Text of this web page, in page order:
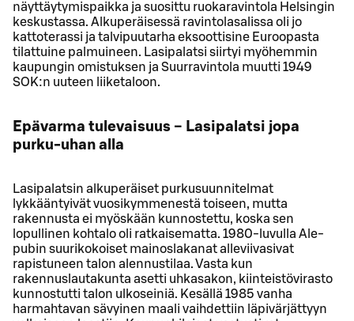
näyttäytymispaikka ja suosittu ruokaravintola Helsingin
keskustassa. Alkuperäisessä ravintolasalissa oli jo
kattoterassi ja talvipuutarha eksoottisine Euroopasta
tilattuine palmuineen. Lasipalatsi siirtyi myöhemmin
kaupungin omistuksen ja Suurravintola muutti 1949
SOK:n uuteen liiketaloon.
Epävarma tulevaisuus − Lasipalatsi jopa
purku-uhan alla
Lasipalatsin alkuperäiset purkusuunnitelmat
lykkääntyivät vuosikymmenestä toiseen, mutta
rakennusta ei myöskään kunnostettu, koska sen
lopullinen kohtalo oli ratkaisematta. 1980-luvulla Ale-
pubin suurikokoiset mainoslakanat alleviivasivat
rapistuneen talon alennustilaa. Vasta kun
rakennuslautakunta asetti uhkasakon, kiinteistövirasto
kunnostutti talon ulkoseiniä. Kesällä 1985 vanha
harmahtavan sävyinen maali vaihdettiin läpivärjättyyn